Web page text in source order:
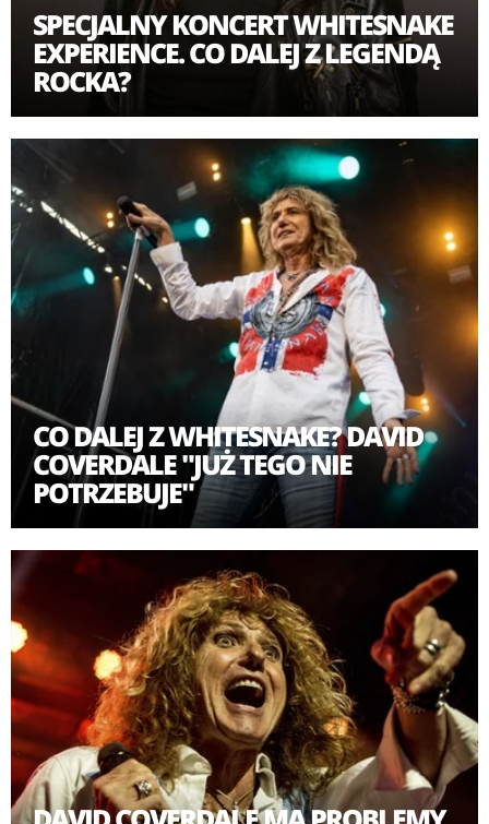
SPECJALNY KONCERT WHITESNAKE
EXPERIENCE. CO DALEJ Z LEGENDĄ
ROCKA?
CO DALEJ Z WHITESNAKE? DAVID
COVERDALE "JUŻ TEGO NIE
POTRZEBUJE"